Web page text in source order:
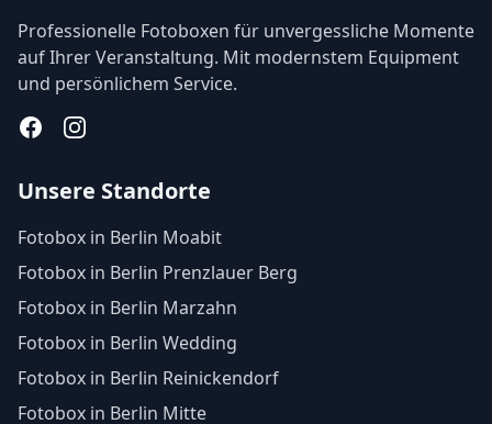
Professionelle Fotoboxen für unvergessliche Momente
auf Ihrer Veranstaltung. Mit modernstem Equipment
und persönlichem Service.
FacebookInstagram
Unsere Standorte
Fotobox in Berlin Moabit
Fotobox in Berlin Prenzlauer Berg
Fotobox in Berlin Marzahn
Fotobox in Berlin Wedding
Fotobox in Berlin Reinickendorf
Fotobox in Berlin Mitte